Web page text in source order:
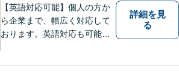
能】
【英語対応可能】個人の方か
ら企業まで、幅広く対応して
おります。英語対応も可能で
詳細を見
る